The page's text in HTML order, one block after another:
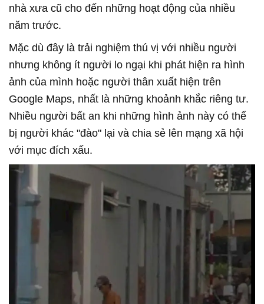
nhà xưa cũ cho đến những hoạt động của nhiều
năm trước.
Mặc dù đây là trải nghiệm thú vị với nhiều người
nhưng không ít người lo ngại khi phát hiện ra hình
ảnh của mình hoặc người thân xuất hiện trên
Google Maps, nhất là những khoảnh khắc riêng tư.
Nhiều người bất an khi những hình ảnh này có thể
bị người khác "đào" lại và chia sẻ lên mạng xã hội
với mục đích xấu.